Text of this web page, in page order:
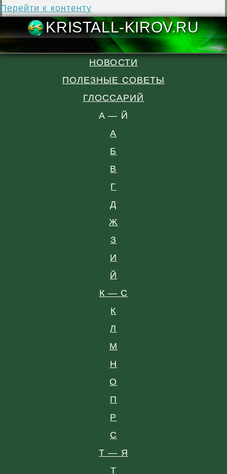
Перейти к контенту
KRISTALL-
НОВОСТИ
ПОЛЕЗНЫЕ СОВЕТЫ
ГЛОССАРИЙ
A — Й
А
Б
В
Г
Д
Ж
З
И
Й
К — С
К
Л
М
Н
О
П
Р
С
Т — Я
Т